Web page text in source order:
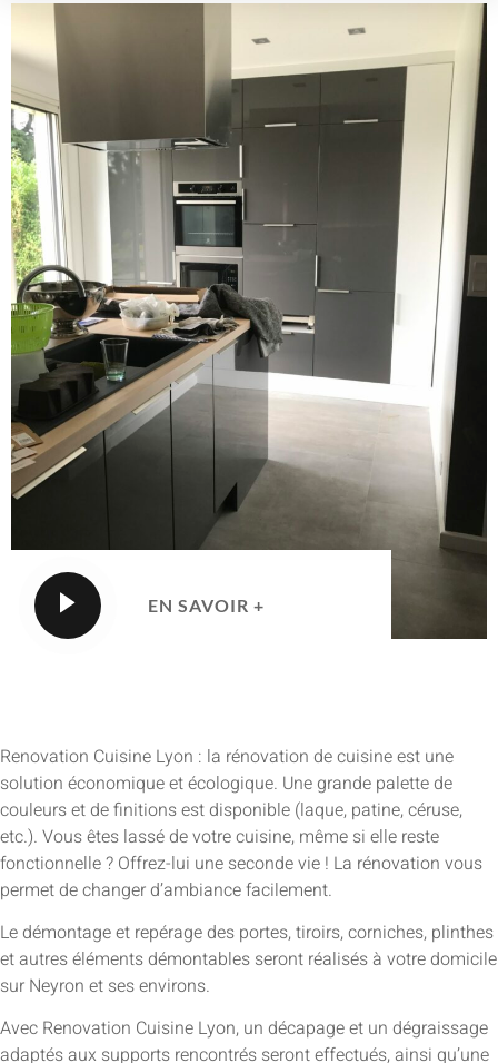
EN SAVOIR +
Renovation Cuisine Lyon : la rénovation de cuisine est une
solution économique et écologique. Une grande palette de
couleurs et de finitions est disponible (laque, patine, céruse,
etc.). Vous êtes lassé de votre cuisine, même si elle reste
fonctionnelle ? Offrez-lui une seconde vie ! La rénovation vous
permet de changer d’ambiance facilement.
Le démontage et repérage des portes, tiroirs, corniches, plinthes
et autres éléments démontables seront réalisés à votre domicile
sur Neyron et ses environs.
Avec Renovation Cuisine Lyon, un décapage et un dégraissage
adaptés aux supports rencontrés seront effectués, ainsi qu’une